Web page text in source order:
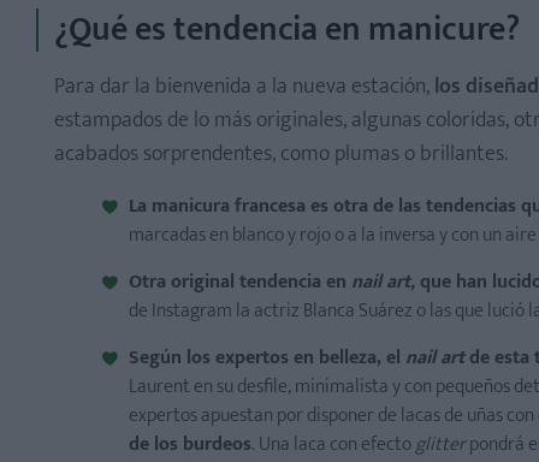
¿Qué es tendencia en manicure?
Para dar la bienvenida a la nueva estación,los
estampados de lo más originales, algunas coloridas,
acabados sorprendentes, como plumas o brillantes.
La manicura francesa es otra de las tendencias
marcadas en blanco y rojo o a la inversa y con un
Otra original tendencia en nail art,que han
de Instagram la actriz Blanca Suárez o las que lució
Según los expertos en belleza, el nail artde esta
Laurent en su desfile, minimalista y con pequeños
expertos apuestan por disponer de lacas de uñas con
de los burdeos. Una laca con efectoglitterpondrá